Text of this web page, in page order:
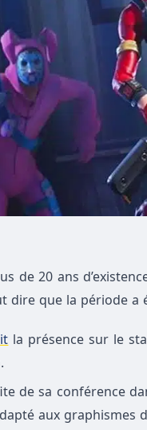
de 20 ans
dire que la période
la présence sur le
de sa conférence
aux graphismes